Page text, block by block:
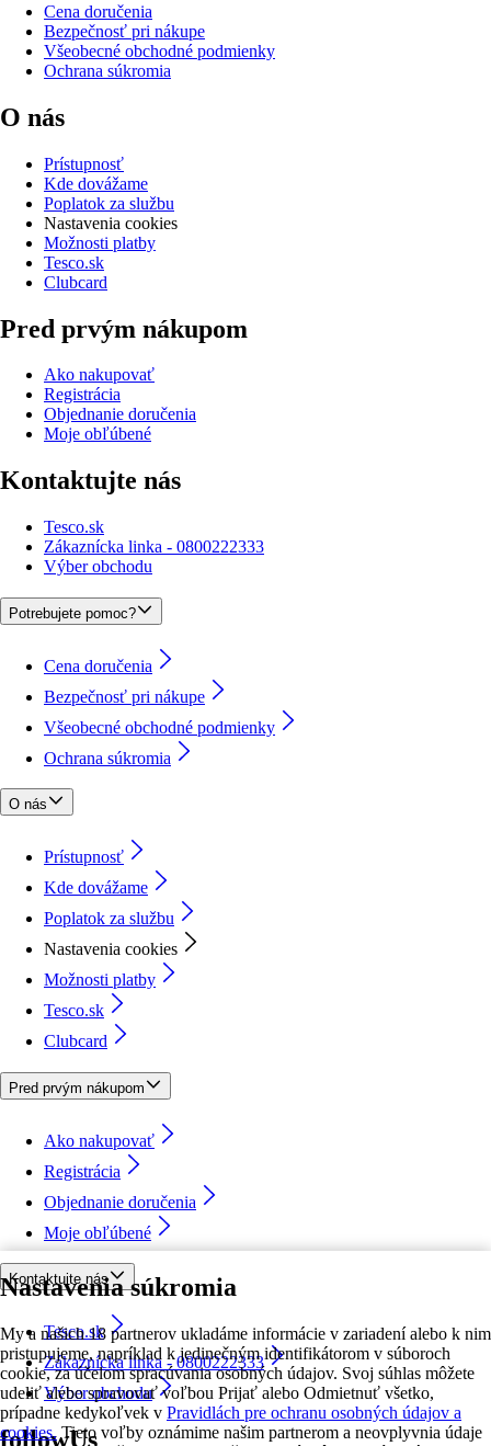
Nastavenia súkromia
My a našich 18 partnerov ukladáme informácie v zariadení alebo k nim
pristupujeme, napríklad k jedinečným identifikátorom v súboroch
cookie, za účelom spracúvania osobných údajov. Svoj súhlas môžete
udeliť alebo spravovať voľbou Prijať alebo Odmietnuť všetko,
prípadne kedykoľvek v Pravidlách pre ochranu osobných údajov a
cookies. Tieto voľby oznámime našim partnerom a neovplyvnia údaje
Cena doručenia
Bezpečnosť pri nákupe
Všeobecné obchodné podmienky
Ochrana súkromia
O nás
Prístupnosť
Kde dovážame
Poplatok za službu
Nastavenia cookies
Možnosti platby
Tesco.sk
Clubcard
Pred prvým nákupom
Ako nakupovať
Registrácia
Objednanie doručenia
Moje obľúbené
Kontaktujte nás
Tesco.sk
Zákaznícka linka - 0800222333
Výber obchodu
Potrebujete pomoc?
Cena doručenia
Bezpečnosť pri nákupe
Všeobecné obchodné podmienky
Ochrana súkromia
O nás
Prístupnosť
Kde dovážame
Poplatok za službu
Nastavenia cookies
Možnosti platby
Tesco.sk
Clubcard
Pred prvým nákupom
Ako nakupovať
Registrácia
Objednanie doručenia
Moje obľúbené
Kontaktujte nás
Tesco.sk
Zákaznícka linka - 0800222333
Výber obchodu
followUs